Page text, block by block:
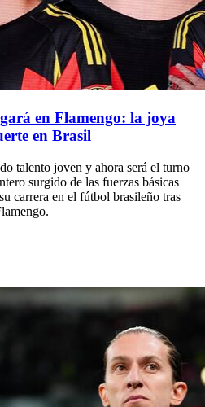
en Flamengo: la joya
en Brasil
talento joven y ahora será el turno
surgido de las fuerzas básicas
carrera en el fútbol brasileño tras